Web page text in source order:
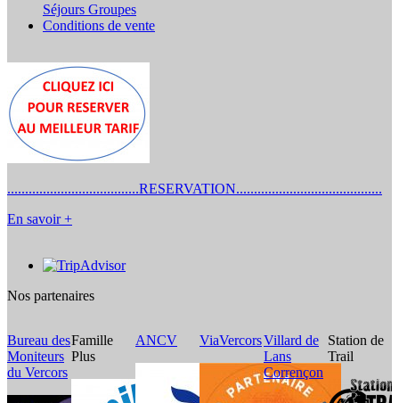
Séjours Groupes
Conditions de vente
.....................................RESERVATION.........................................
En savoir +
Nos partenaires
Bureau des
Moniteurs
du Vercors
Famille
Plus
ANCV ViaVercorsVillard de
Lans
Corrençon
Station de
Trail